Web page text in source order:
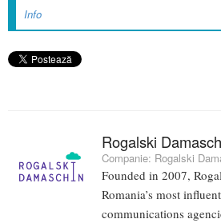
Info
Rogalski
Companie: Rogalski
Founded in 2007,
Romania’s most
communications